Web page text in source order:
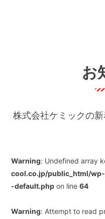
お
株式会社ケミックの新
Warning: Undefined array
cool.co.jp/public_html/
-default.php on line64
Warning: Attempt to read